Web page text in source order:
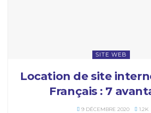
SITE WEB
Location de site
Français : 7
9 DÉCEMBRE 2020 1.2K